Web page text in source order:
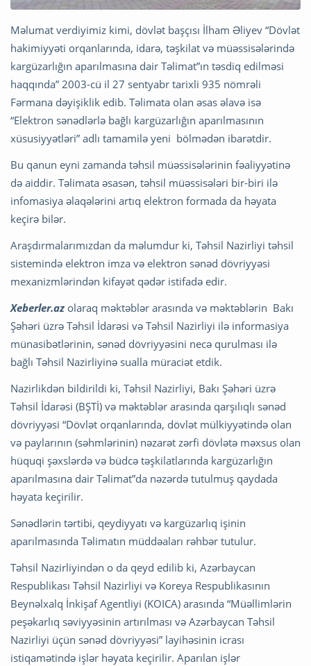
Məlumat verdiyimiz kimi, dövlət başçısı İlham Əliyev “Dövlət
hakimiyyəti orqanlarında, idarə, təşkilat və müəssisələrində
kargüzarlığın aparılmasına dair Təlimat”ın təsdiq edilməsi
haqqında” 2003-cü il 27 sentyabr tarixli 935 nömrəli
Fərmana dəyişiklik edib. Təlimata olan əsas əlavə isə
“Elektron sənədlərlə bağlı kargüzarlığın aparılmasının
xüsusiyyətləri” adlı tamamilə yeni bölmədən ibarətdir.
Bu qanun eyni zamanda təhsil müəssisələrinin fəaliyyətinə
də aiddir. Təlimata əsasən, təhsil müəssisələri bir-biri ilə
infomasiya əlaqələrini artıq elektron formada da həyata
keçirə bilər.
Araşdırmalarımızdan da məlumdur ki, Təhsil Nazirliyi təhsil
sistemində elektron imza və elektron sənəd dövriyyəsi
mexanizmlərindən kifayət qədər istifadə edir.
Xeberler.az olaraq məktəblər arasında və məktəblərin Bakı
Şəhəri üzrə Təhsil İdarəsi və Təhsil Nazirliyi ilə informasiya
münasibətlərinin, sənəd dövriyyəsini necə qurulması ilə
bağlı Təhsil Nazirliyinə sualla müraciət etdik.
Nazirlikdən bildirildi ki, Təhsil Nazirliyi, Bakı Şəhəri üzrə
Təhsil İdarəsi (BŞTİ) və məktəblər arasında qarşılıqlı sənəd
dövriyyəsi “Dövlət orqanlarında, dövlət mülkiyyətində olan
və paylarının (səhmlərinin) nəzarət zərfi dövlətə məxsus olan
hüquqi şəxslərdə və büdcə təşkilatlarında kargüzarlığın
aparılmasına dair Təlimat”da nəzərdə tutulmuş qaydada
həyata keçirilir.
Sənədlərin tərtibi, qeydiyyatı və kargüzarlıq işinin
aparılmasında Təlimatın müddəaları rəhbər tutulur.
Təhsil Nazirliyindən o da qeyd edilib ki, Azərbaycan
Respublikası Təhsil Nazirliyi və Koreya Respublikasının
Beynəlxalq İnkişaf Agentliyi (KOICA) arasında “Müəllimlərin
peşəkarlıq səviyyəsinin artırılması və Azərbaycan Təhsil
Nazirliyi üçün sənəd dövriyyəsi” layihəsinin icrası
istiqamətində işlər həyata keçirilir. Aparılan işlər